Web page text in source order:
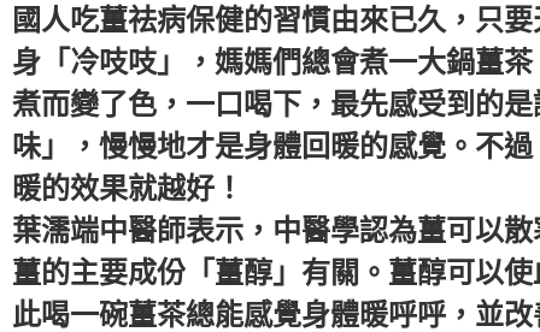
國人吃薑祛病保健的習慣由來已久，只
身「冷吱吱」，媽媽們總會煮一大鍋薑
煮而變了色，一口喝下，最先感受到的
味」，慢慢地才是身體回暖的感覺。不
暖的效果就越好！
葉濡端中醫師表示，中醫學認為薑可以
薑的主要成份「薑醇」有關。薑醇可以
此喝一碗薑茶總能感覺身體暖呼呼，並